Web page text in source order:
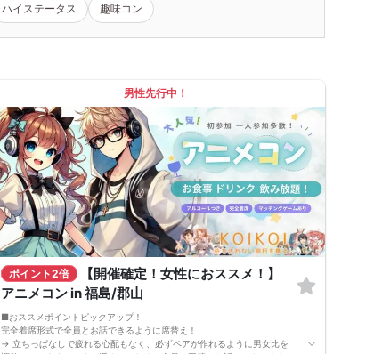
ハイステータス 趣味コン
男性先行中！
ポイント2倍
【開催確定！女性におススメ！】
アニメコン in 福島/郡山
■おススメポイントピックアップ！
完全着席形式で全員とお話できるように席替え！
→ 立ちっぱなしで疲れる心配もなく、必ずペアが作れるように男女比を